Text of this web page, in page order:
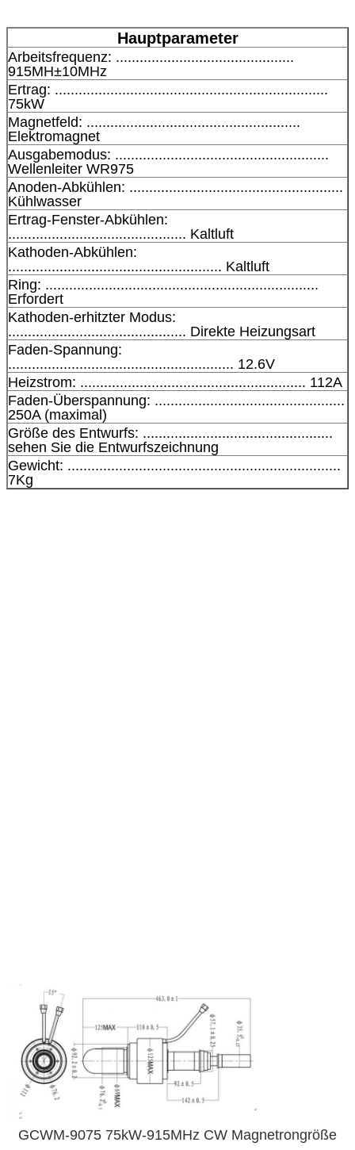
Hauptparameter
Arbeitsfrequenz: .............................................
915MH±10MHz
Ertrag: .....................................................................
75kW
Magnetfeld: ......................................................
Elektromagnet
Ausgabemodus: ......................................................
Wellenleiter WR975
Anoden-Abkühlen: ......................................................
Kühlwasser
Ertrag-Fenster-Abkühlen:
............................................. Kaltluft
Kathoden-Abkühlen:
...................................................... Kaltluft
Ring: .....................................................................
Erfordert
Kathoden-erhitzter Modus:
............................................. Direkte Heizungsart
Faden-Spannung:
......................................................... 12.6V
Heizstrom: ......................................................... 112A
Faden-Überspannung: ................................................
250A (maximal)
Größe des Entwurfs: ................................................
sehen Sie die Entwurfszeichnung
Gewicht: .....................................................................
7Kg
GCWM-9075 75kW-915MHz CW Magnetrongröße